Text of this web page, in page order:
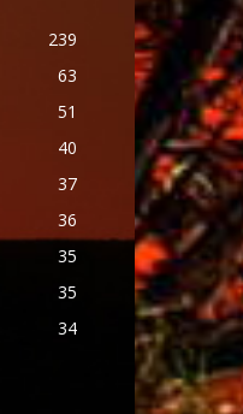
239
63
51
40
37
36
35
35
34